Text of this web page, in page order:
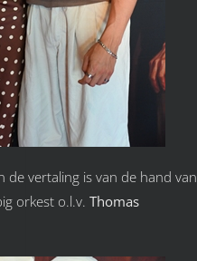
de vertaling is van de hand van
orkest o.l.v. Thomas